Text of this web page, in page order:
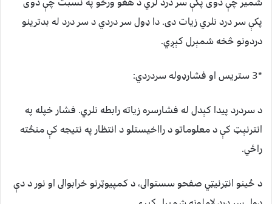
پکې سر درد نلري زيات دى. دا ډول سر دردي د سر درد له بدترينو
دردونو څخه شمېرل کېږي.
*3 ستريس او فشارډوله سردردي:
د سردرد پيدا کېدل له فشارسره زياته رابطه نلري. فشار خپله په
انترنېټ کې د معلوماتو د رااخيستلو د انتظار په نتيجه کې منځته
راځي.
د ځينو انټرنيټي صفحو سستوالى، د کمپيوټرنو خرابوالى او نور د دې